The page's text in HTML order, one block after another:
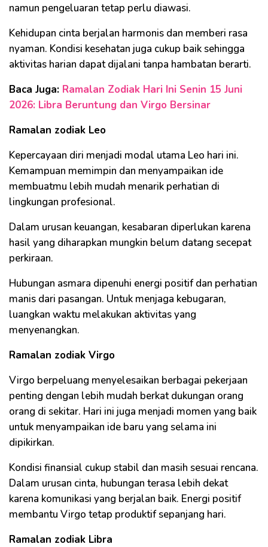
namun pengeluaran tetap perlu diawasi.
Kehidupan cinta berjalan harmonis dan memberi rasa
nyaman. Kondisi kesehatan juga cukup baik sehingga
aktivitas harian dapat dijalani tanpa hambatan berarti.
Baca Juga: Ramalan Zodiak Hari Ini Senin 15 Juni
2026: Libra Beruntung dan Virgo Bersinar
Ramalan zodiak Leo
Kepercayaan diri menjadi modal utama Leo hari ini.
Kemampuan memimpin dan menyampaikan ide
membuatmu lebih mudah menarik perhatian di
lingkungan profesional.
Dalam urusan keuangan, kesabaran diperlukan karena
hasil yang diharapkan mungkin belum datang secepat
perkiraan.
Hubungan asmara dipenuhi energi positif dan perhatian
manis dari pasangan. Untuk menjaga kebugaran,
luangkan waktu melakukan aktivitas yang
menyenangkan.
Ramalan zodiak Virgo
Virgo berpeluang menyelesaikan berbagai pekerjaan
penting dengan lebih mudah berkat dukungan orang
orang di sekitar. Hari ini juga menjadi momen yang baik
untuk menyampaikan ide baru yang selama ini
dipikirkan.
Kondisi finansial cukup stabil dan masih sesuai rencana.
Dalam urusan cinta, hubungan terasa lebih dekat
karena komunikasi yang berjalan baik. Energi positif
membantu Virgo tetap produktif sepanjang hari.
Ramalan zodiak Libra